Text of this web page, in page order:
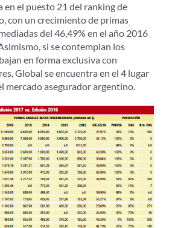
en el puesto 21 del ranking de
con un crecimiento de primas
del 46,49% en el año 2016
si se contemplan los
en forma exclusiva con
Global se encuentra en el 4 lugar
mercado asegurador argentino.